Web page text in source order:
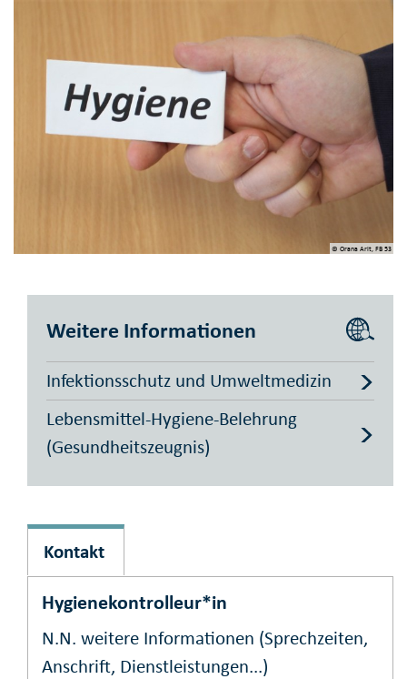
© Orana Arlt, FB 53
Weitere Informationen
Infektionsschutz und Umweltmedizin
Lebensmittel-Hygiene-Belehrung
(Gesundheitszeugnis)
Kontakt
Hygienekontrolleur*in
N.N. weitere Informationen (Sprechzeiten,
Anschrift, Dienstleistungen...)